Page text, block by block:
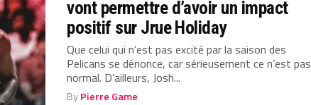
vont permettre d’avoir un impact
positif sur Jrue Holiday
Que celui qui n’est pas excité par la saison des
Pelicans se dénonce, car sérieusement ce n’est pas
normal. D’ailleurs, Josh...
ByPierre Game